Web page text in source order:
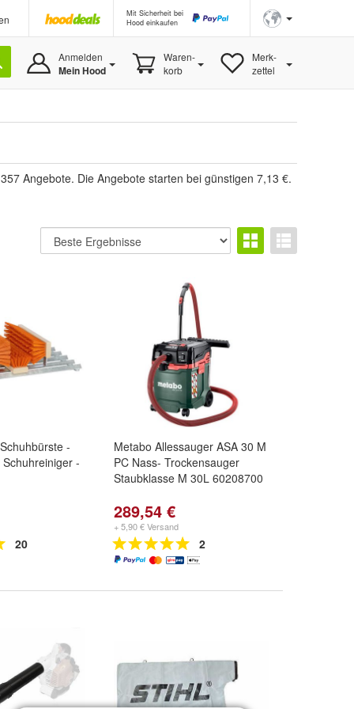
Mit Sicherheit bei
Hood einkaufen
Anmelden
Mein Hood
Waren-
korb
Merk-
zettel
Angebote. Die Angebote starten bei günstigen 7,13 €.
-
-
20
Metabo Allessauger ASA 30 M
PC Nass- Trockensauger
Staubklasse M 30L 60208700
289,54 €
+ 5,90 € Versand
2